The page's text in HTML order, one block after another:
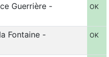
Guerrière -
OK
Fontaine -
OK